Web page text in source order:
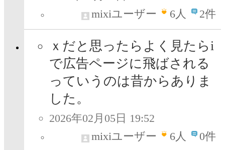
mixiユーザー
6人 2件
ｘだと思ったらよく見たらi
で広告ページに飛ばされる
っていうのは昔からありま
した。
2026年02月05日 19:52
mixiユーザー
6人 0件